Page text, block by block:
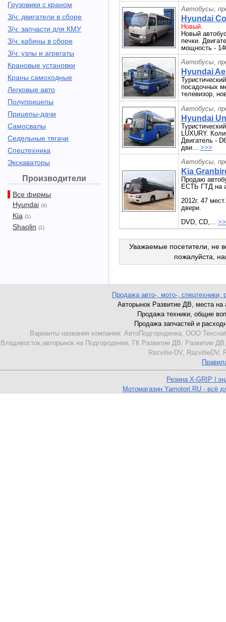
Грузовики с краном
З/ч: двигатели в сборе
З/ч: запчасти для КМУ
З/ч: кабины в сборе
З/ч: узлы и агрегаты
Крановые установки
Краны самоходные
Легковые авто
Полуприцепы
Прицепы-дачи
Самосвалы
Седельные тягачи
Спецтехника
Экскаваторы
Производители
Все фирмы
Hyundai (4)
Kia (1)
Shaolin (1)
Автобусы,
Hyundai
Новый.
Новый
печки.
мощность -
Автобусы,
Hyundai
посадочных
телевизор,
Автобусы,
Hyundai
LUXURY.
Двигатель -
дви... >>>
Автобусы,
Kia
Продаю
ЕСТЬ ГТД на
2012г. 47
двери.
DVD, CD,...
Уважаемые посетители, не
пожалуйста,
Продажа авто-, мото-, спецтехники,
Авторынок Развитие ДВ, места на
Продажа техники, общие
Продажа запчастей и
Варианты названия компании: АвтоПодгороденка, ООО
Владивосток,авторынок на Подгороденке, ГК Развитие ДВ,
Razvitie-DV, RazvitieDV,
Резина X-GRIP |
Мотомагазин Yamotori.RU - всё